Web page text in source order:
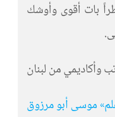
بات أقوى وأوشك
وأكاديمي من لبنان
موسى أبو مرزوق